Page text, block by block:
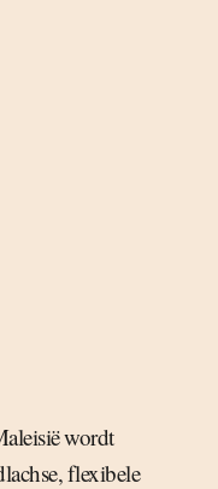
wordt
flexibele